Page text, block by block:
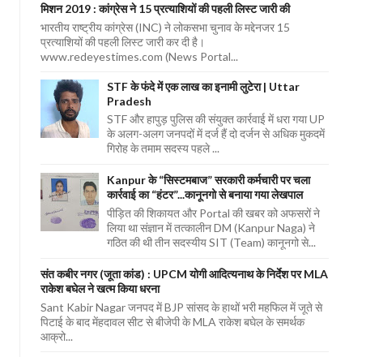
मिशन 2019 : कांग्रेस ने 15 प्रत्याशियों की पहली लिस्ट जारी की
भारतीय राष्ट्रीय कांग्रेस (INC) ने लोकसभा चुनाव के मद्देनजर 15
प्रत्याशियों की पहली लिस्ट जारी कर दी है।
www.redeyestimes.com (News Portal...
STF के फंदे में एक लाख का इनामी लुटेरा | Uttar
Pradesh
STF और हापुड़ पुलिस की संयुक्त कार्रवाई में धरा गया UP
के अलग-अलग जनपदों में दर्ज हैं दो दर्जन से अधिक मुकदमें
गिरोह के तमाम सदस्य पहले ...
Kanpur के “सिस्टमबाज” सरकारी कर्मचारी पर चला
कार्रवाई का “हंटर”...कानूनगो से बनाया गया लेखपाल
पीड़ित की शिकायत और Portal की खबर को अफसरों ने
लिया था संज्ञान में तत्कालीन DM (Kanpur Naga) ने
गठित की थी तीन सदस्यीय SIT (Team) कानूनगो से...
संत कबीर नगर (जूता कांड) : UPCM योगी आदित्यनाथ के निर्देश पर MLA
राकेश बघेल ने खत्म किया धरना
Sant Kabir Nagar जनपद में BJP सांसद के हाथों भरी महफिल में जूते से
पिटाई के बाद मेंहदावल सीट से बीजेपी के MLA राकेश बघेल के समर्थक
आक्रो...